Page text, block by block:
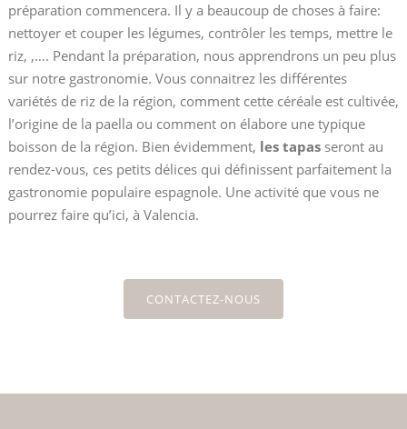
préparation commencera. Il y a beaucoup de choses à faire:
nettoyer et couper les légumes, contrôler les temps, mettre le
riz, ,…. Pendant la préparation, nous apprendrons un peu plus
sur notre gastronomie. Vous connaitrez les différentes
variétés de riz de la région, comment cette céréale est cultivée,
l’origine de la paella ou comment on élabore une typique
boisson de la région. Bien évidemment, les tapasseront au
rendez-vous, ces petits délices qui définissent parfaitement la
gastronomie populaire espagnole. Une activité que vous ne
pourrez faire qu’ici, à Valencia.
CONTACTEZ-NOUS